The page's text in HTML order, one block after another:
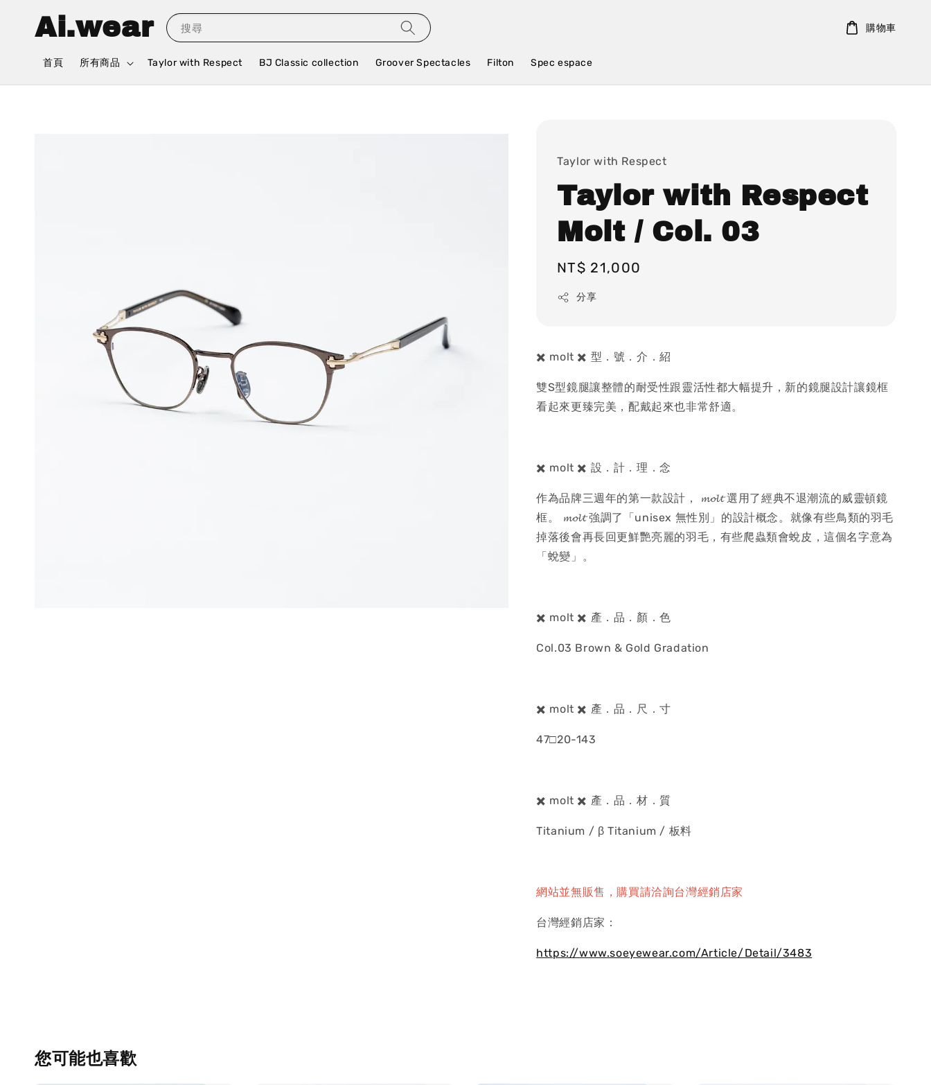
Ai.wear 搜尋
首頁 所有商品 Taylor with Respect BJ Classic collection Groover Spectacles Filton Spec espace
購物車
Taylor with Respect
Taylor with Respect
Molt / Col. 03
Regular
price
NT$ 21,000
分享
✖️ molt ✖️ 型．號．介．紹
雙S型鏡腿讓整體的耐受性跟靈活性都大幅提升，新的鏡腿設計讓鏡框
看起來更臻完美，配戴起來也非常舒適。
✖️ molt ✖️ 設．計．理．念
作為品牌三週年的第一款設計， 𝓶𝓸𝓵𝓽 選用了經典不退潮流的威靈頓鏡
框。 𝓶𝓸𝓵𝓽 強調了「unisex 無性別」的設計概念。就像有些鳥類的羽毛
掉落後會再長回更鮮艷亮麗的羽毛，有些爬蟲類會蛻皮，這個名字意為
「蛻變」。
✖️ molt ✖️ 產．品．顏．色
Col.03 Brown & Gold Gradation
✖️ molt ✖️ 產．品．尺．寸
47□20-143
✖️ molt ✖️ 產．品．材．質
Titanium / β Titanium / 板料
網站並無販售，購買請洽詢台灣經銷店家
台灣經銷店家：
https://www.soeyewear.com/Article/Detail/3483
您可能也喜歡